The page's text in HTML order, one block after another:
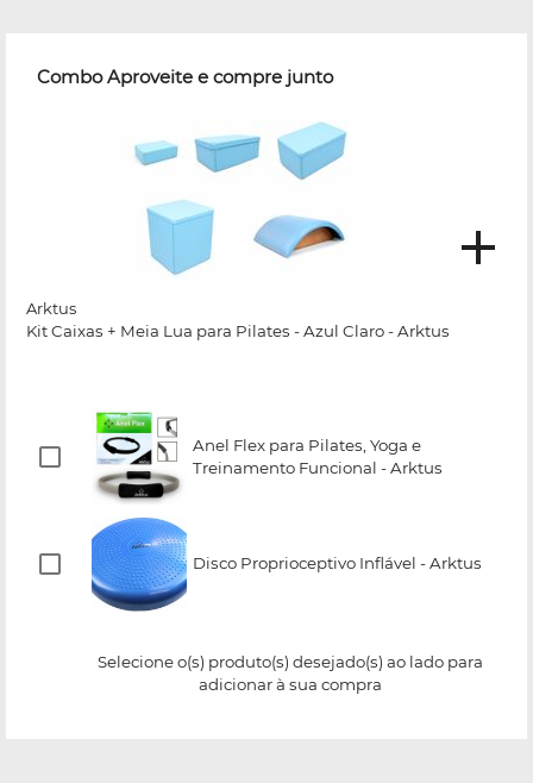
Combo Aproveite e compre junto
Arktus
Kit Caixas + Meia Lua para Pilates - Azul Claro - Arktus
Anel Flex para Pilates, Yoga e
Treinamento Funcional - Arktus
Disco Proprioceptivo Inflável - Arktus
Selecione o(s) produto(s) desejado(s) ao lado para
adicionar à sua compra